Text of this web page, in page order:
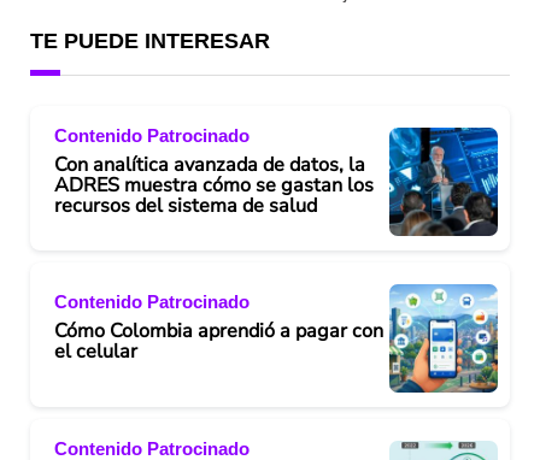
TE PUEDE INTERESAR
Contenido Patrocinado
Con analítica avanzada de datos, la
ADRES muestra cómo se gastan los
recursos del sistema de salud
Contenido Patrocinado
Cómo Colombia aprendió a pagar con
el celular
Contenido Patrocinado